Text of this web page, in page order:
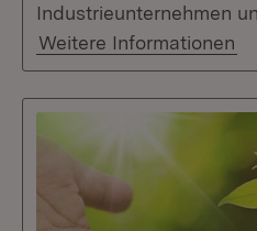
Industrieunternehmen
Weitere Informationen